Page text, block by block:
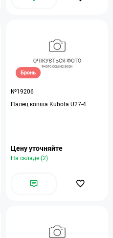
Бронь
№19206
Палец ковша Kubota U27-4
Цену уточняйте
На складе (2)